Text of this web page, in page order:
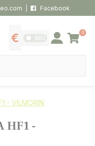
Facebook
Afficher les tarifs
BIO Se connecter
0
Panier
- VILMORIN
HF1 -